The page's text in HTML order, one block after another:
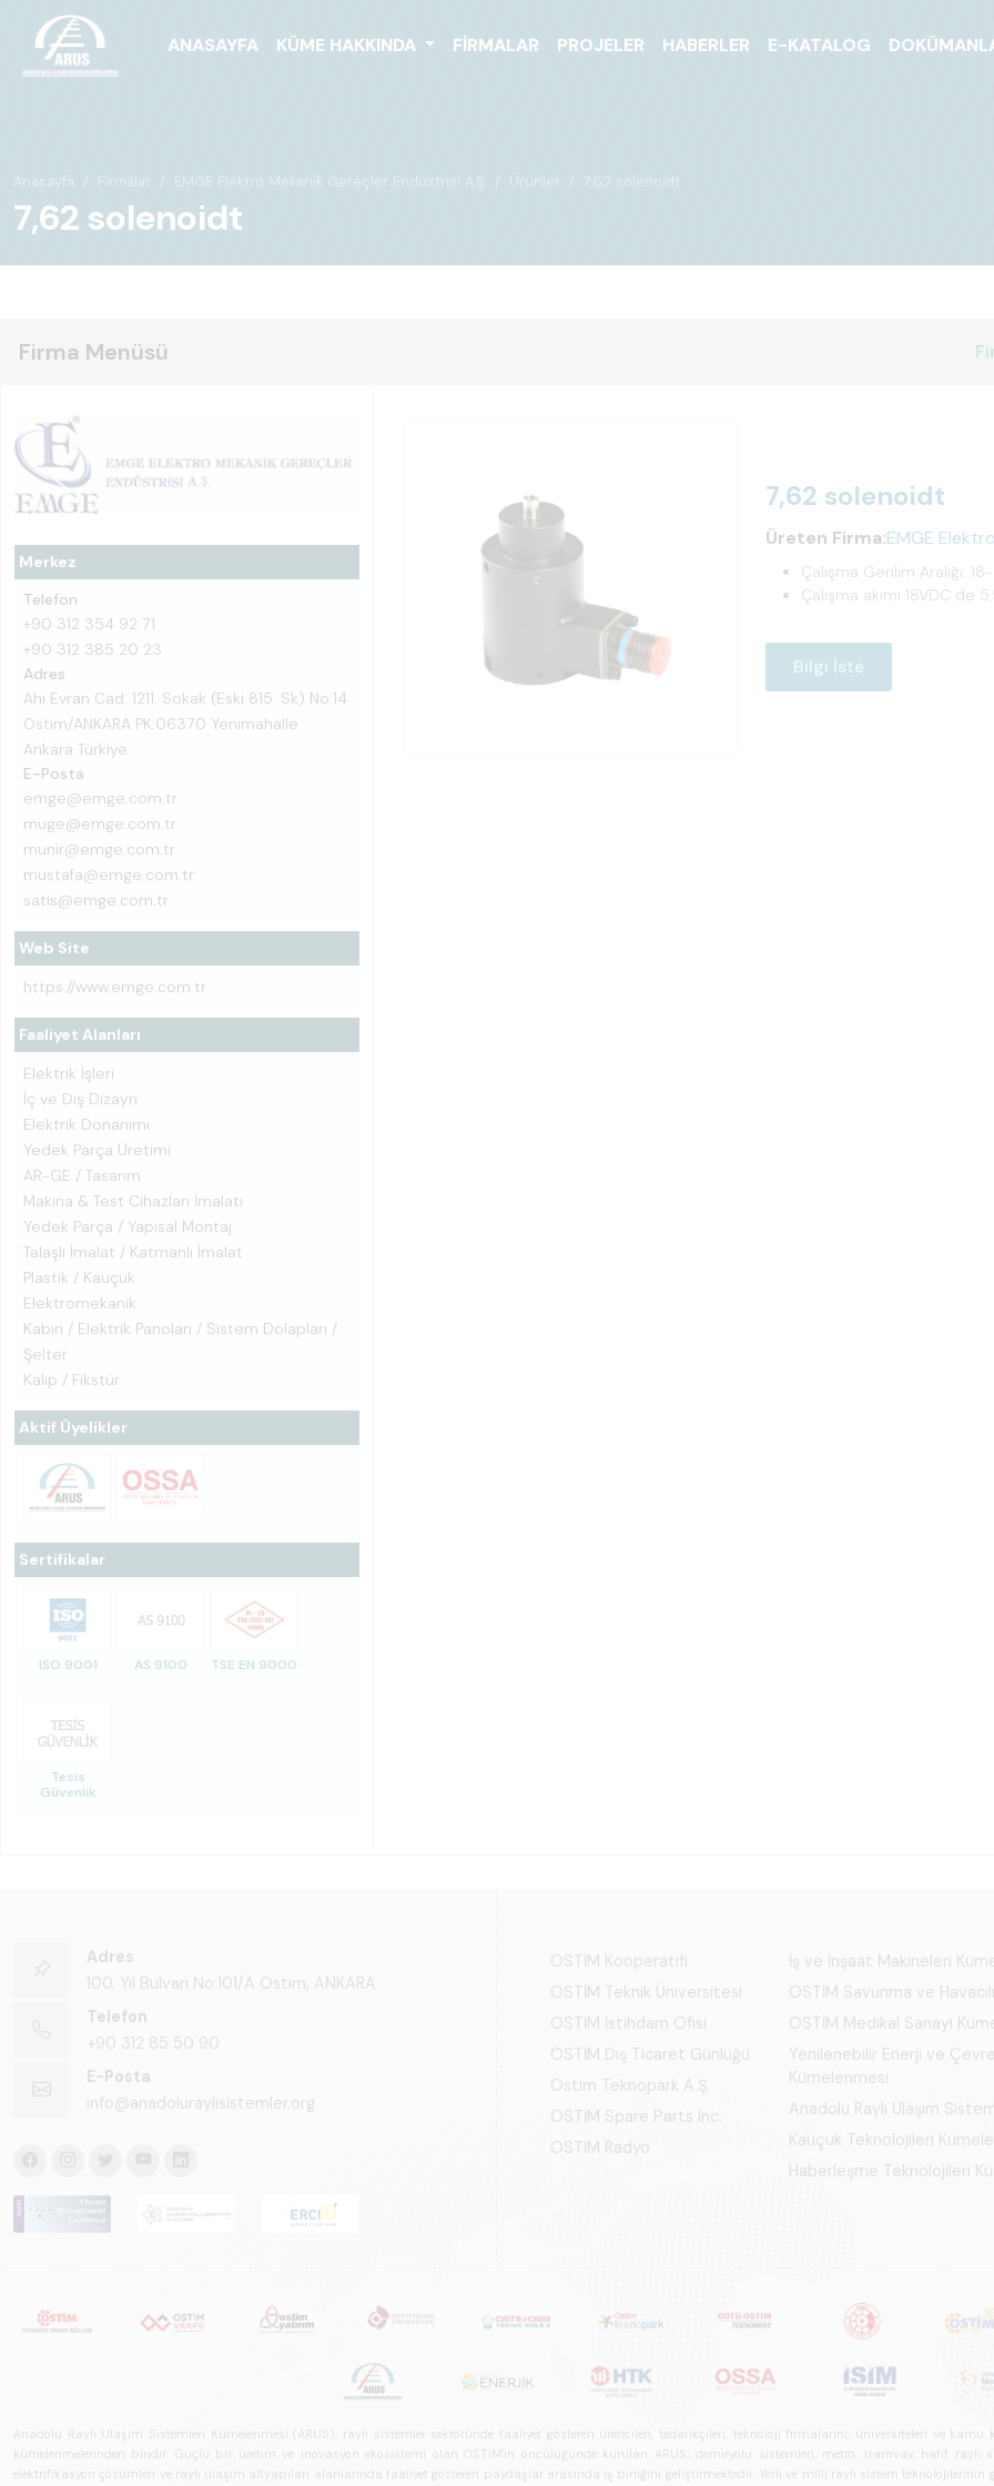
ANASAYFA KÜME HAKKINDA FIRMALAR PROJELER HABERLER E-KATALOG
Anasayfa Firmalar EMGE Elektro Mekanik Gereçler Endüstrisi A.Ş. Ürünler 7,62 solenoidt
7,62 solenoidt
Firma Menüsü
Merkez
Telefon
+90 312 354 92 71
+90 312 385 20 23
Adres
Ahi Evran Cad. 1211. Sokak (Eski 815. Sk) No:14
Ostim/ANKARA PK:06370 Yenimahalle
Ankara Türkiye
E-Posta
emge@emge.com.tr
muge@emge.com.tr
munir@emge.com.tr
mustafa@emge.com.tr
satis@emge.com.tr
Web Site
https://www.emge.com.tr
Faaliyet Alanları
Elektrik İşleri
İç ve Dış Dizayn
Elektrik Donanımı
Yedek Parça Üretimi
AR-GE / Tasarım
Makina & Test Cihazları İmalatı
Yedek Parça / Yapısal Montaj
Talaşlı İmalat / Katmanlı İmalat
Plastik / Kauçuk
Elektromekanik
Kabin / Elektrik Panoları / Sistem Dolapları /
Şelter
Kalıp / Fikstür
Aktif Üyelikler
Sertifikalar
ISO 9001 AS 9100 TSE EN 9000
Tesis
Güvenlik
7,62 solenoidt
Üreten Firma:EMGE
Çalışma Gerilim Aralığı:
Çalışma akımı 18VDC de
Bilgi İste
Adres
100. Yıl Bulvarı No:101/A Ostim, ANKARA
Telefon
+90 312 85 50 90
E-Posta
info@anadoluraylisistemler.org
OSTİM Kooperatifi
OSTİM Teknik Üniversitesi
OSTİM İstihdam Ofisi
OSTİM Dış Ticaret Günlüğü
Ostim Teknopark A.Ş.
OSTİM Spare Parts Inc.
OSTİM Radyo
İş ve İnşaat Makineleri
OSTİM Savunma ve
OSTİM Medikal Sanayi
Yenilenebilir Enerji ve
Kümelenmesi
Anadolu Raylı Ulaşım
Kauçuk Teknolojileri
Haberleşme Teknolojileri
Anadolu Raylı Ulaşım Sistemleri Kümelenmesi (ARUS), raylı sistemler sektöründe faaliyet gösteren üreticileri, tedarikçileri, teknoloji firmalarını, üniversiteleri ve
kümelenmelerinden biridir. Güçlü bir üretim ve inovasyon ekosistemi olan OSTİM'in öncülüğünde kurulan ARUS; demiryolu sistemleri, metro, tramvay, hafif raylı
elektrifikasyon çözümleri ve raylı ulaşım altyapıları alanlarında faaliyet gösteren paydaşlar arasında iş birliğini geliştirmektedir. Yerli ve milli raylı sistem